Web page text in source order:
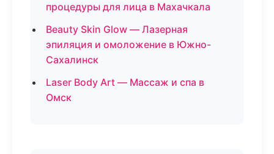
процедуры для лица в Махачкала
Beauty Skin Glow — Лазерная
эпиляция и омоложение в Южно-
Сахалинск
Laser Body Art — Массаж и спа в
Омск